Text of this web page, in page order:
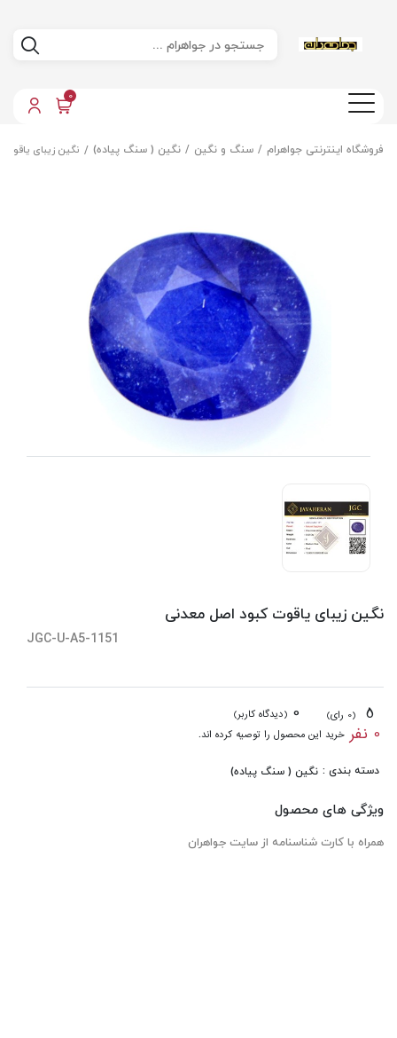
0
فروشگاه اینترنتی جواهرام سنگ و نگین نگین ( سنگ پیاده) نگین زیبای
نگین زیبای یاقوت کبود اصل معدنی
JGC-U-A5-1151
(0 رای) 0 (دیدگاه کاربر)
0 نفر خرید این محصول را توصیه کرده اند.
دسته بندی : نگین ( سنگ پیاده)
ویژگی های محصول
همراه با کارت شناسنامه از سایت جواهران